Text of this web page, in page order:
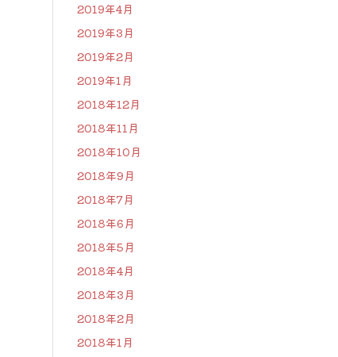
2019年4月
2019年3月
2019年2月
2019年1月
2018年12月
2018年11月
2018年10月
2018年9月
2018年7月
2018年6月
2018年5月
2018年4月
2018年3月
2018年2月
2018年1月